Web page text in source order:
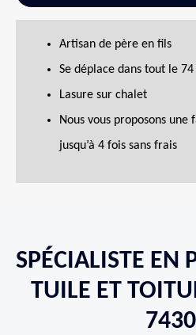
Artisan de père en fils
Se déplace dans tout le
Lasure sur chalet
Nous vous proposons
jusqu’à 4 fois sans frais
SPÉCIALISTE EN
TUILE ET